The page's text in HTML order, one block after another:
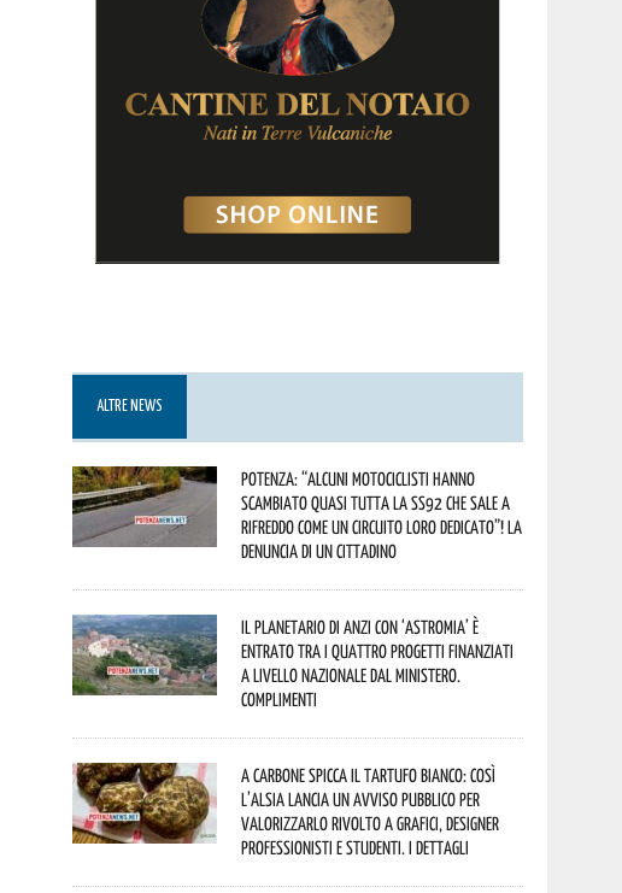
ALTRE NEWS
Potenza: “alcuni motociclisti hanno
scambiato quasi tutta la SS92 che sale a
Rifreddo come un circuito loro dedicato”! La
denuncia di un cittadino
Il Planetario di Anzi con ‘Astromia’ è
entrato tra i quattro progetti finanziati
a livello nazionale dal Ministero.
Complimenti
A Carbone spicca il tartufo bianco: così
l’Alsia lancia un avviso pubblico per
valorizzarlo rivolto a grafici, designer
professionisti e studenti. I dettagli